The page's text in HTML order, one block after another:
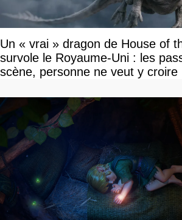
Un « vrai » dragon de House of
survole le Royaume-Uni : les
scène, personne ne veut y croire